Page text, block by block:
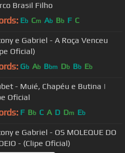
Brasil Filho
Eb Cm Ab Bb F C
e Gabriel - A Roça Venceu
Oficial)
Gb Ab Bbm Db Bb Eb
- Muié, Chapéu e Butina |
Oficial
F Bb C A D Dm Eb
e Gabriel - OS MOLEQUE DO
- (Clipe Oficial)